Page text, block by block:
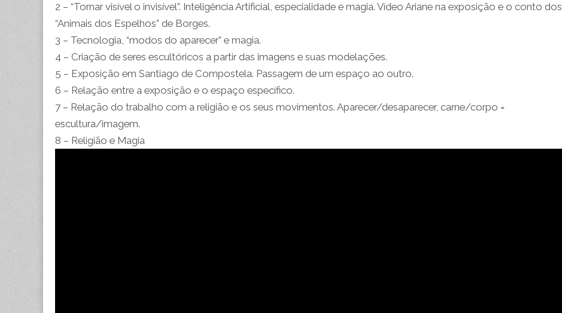
2 – “Tornar visível o invisível”. Inteligência Artificial, especialidade e magia. Vídeo Ariane na exposição e o conto dos
“Animais dos Espelhos” de Borges.
3 – Tecnologia, “modos do aparecer” e magia.
4 – Criação de seres escultóricos a partir das imagens e suas modelações.
5 – Exposição em Santiago de Compostela. Passagem de um espaço ao outro.
6 – Relação entre a exposição e o espaço específico.
7 – Relação do trabalho com a religião e os seus movimentos. Aparecer/desaparecer, carne/corpo =
escultura/imagem.
8 – Religião e Magia